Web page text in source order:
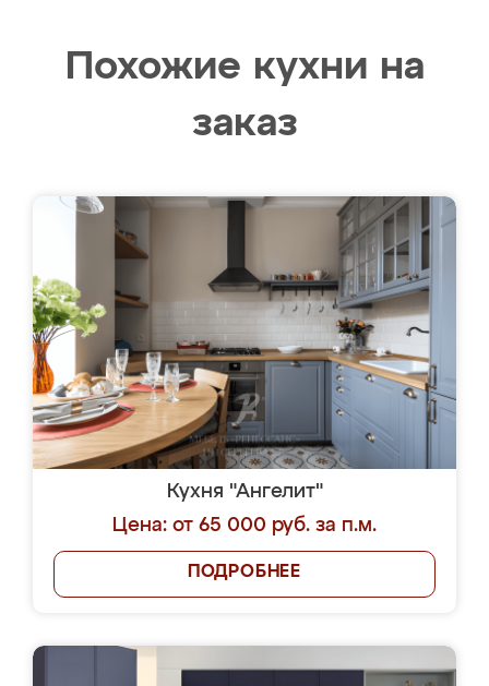
Похожие кухни на
заказ
Кухня "Ангелит"
Цена: от 65 000 руб. за п.м.
ПОДРОБНЕЕ